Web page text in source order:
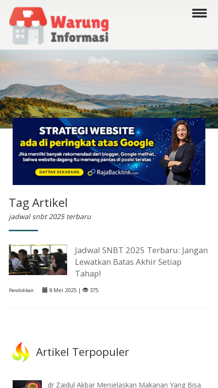
Tag Artikel
jadwal snbt 2025 terbaru
Jadwal SNBT 2025 Terbaru: Jangan
Lewatkan Batas Akhir Setiap
Tahap!
Pendidikan 8 Mei 2025 | 375
Artikel Terpopuler
dr Zaidul Akbar Menjelaskan Makanan Yang Bisa